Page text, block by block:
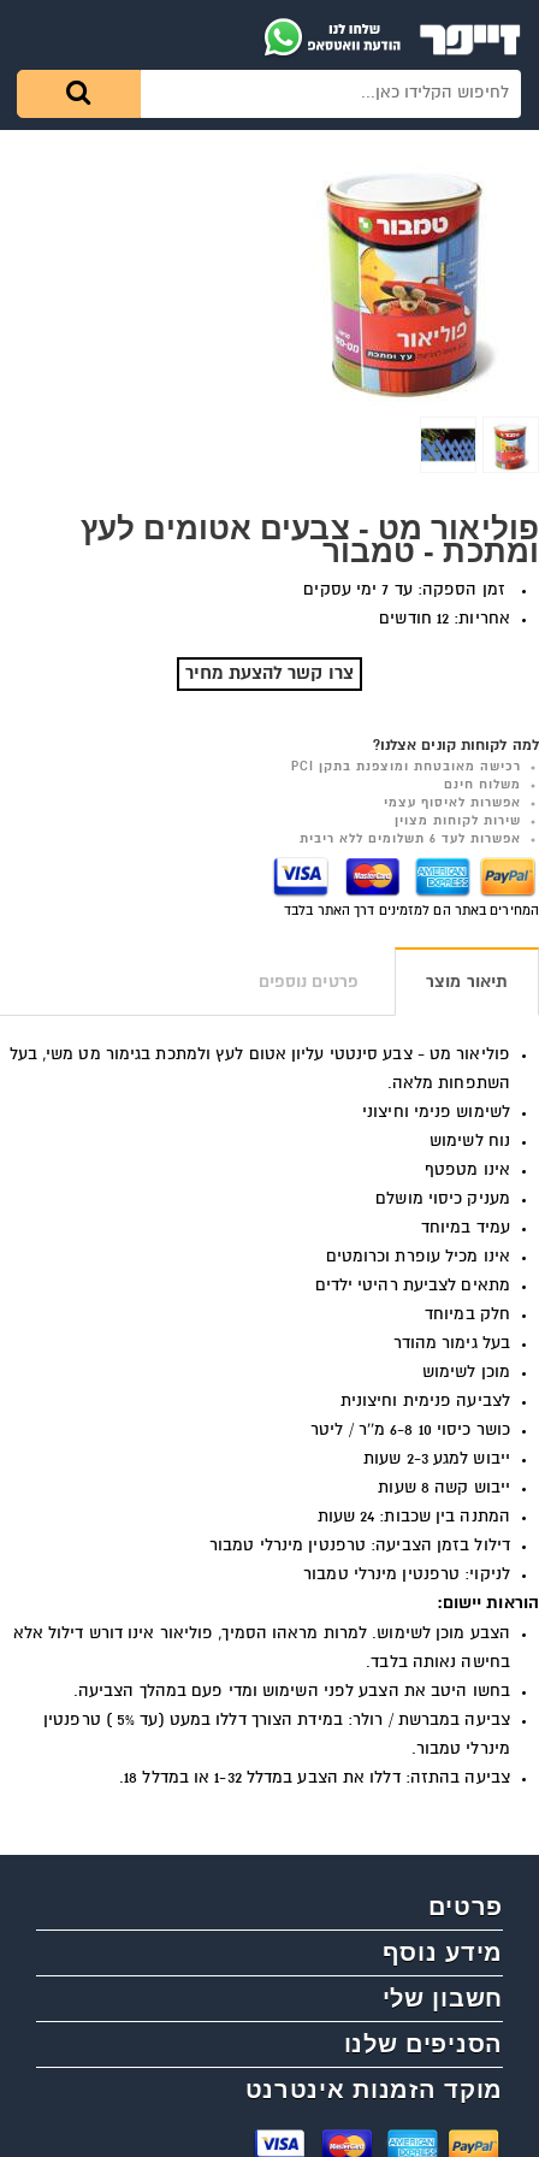
פוליאור מט - צבעים אטומים לעץ
ומתכת - טמבור
זמן הספקה: עד 7 ימי עסקים
אחריות: 12 חודשים
צרו קשר להצעת מחיר
למה לקוחות קונים אצלנו?
רכישה מאובטחת ומוצפנת בתקן PCI
משלוח חינם
אפשרות לאיסוף עצמי
שירות לקוחות מצוין
אפשרות לעד 6 תשלומים ללא ריבית
המחירים באתר הם למזמינים דרך האתר בלבד
תיאור מוצר פרטים נוספים
פוליאור מט - צבע סינטטי עליון אטום לעץ ולמתכת בגימור מט משי, בעל
השתפחות מלאה.
לשימוש פנימי וחיצוני
נוח לשימוש
אינו מטפטף
מעניק כיסוי מושלם
עמיד במיוחד
אינו מכיל עופרת וכרומטים
מתאים לצביעת רהיטי ילדים
חלק במיוחד
בעל גימור מהודר
מוכן לשימוש
לצביעה פנימית וחיצונית
כושר כיסוי 10 6-8 מ''ר / ליטר
ייבוש למגע 2-3 שעות
ייבוש קשה 8 שעות
המתנה בין שכבות: 24 שעות
דילול בזמן הצביעה: טרפנטין מינרלי טמבור
לניקוי: טרפנטין מינרלי טמבור
הוראות יישום:
הצבע מוכן לשימוש. למרות מראהו הסמיך, פוליאור אינו דורש דילול אלא
בחישה נאותה בלבד.
בחשו היטב את הצבע לפני השימוש ומדי פעם במהלך הצביעה.
צביעה במברשת / רולר: במידת הצורך דללו במעט (עד 5% ) טרפנטין
מינרלי טמבור.
צביעה בהתזה: דללו את הצבע במדלל 1-32 או במדלל 18.
פרטים
מידע נוסף
חשבון שלי
הסניפים שלנו
מוקד הזמנות אינטרנט